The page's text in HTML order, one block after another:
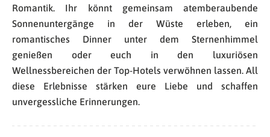
Romantik. Ihr könnt gemeinsam atemberaubende
Sonnenuntergänge in der Wüste erleben, ein
romantisches Dinner unter dem Sternenhimmel
genießen oder euch in den luxuriösen
Wellnessbereichen der Top-Hotels verwöhnen lassen. All
diese Erlebnisse stärken eure Liebe und schaffen
unvergessliche Erinnerungen.